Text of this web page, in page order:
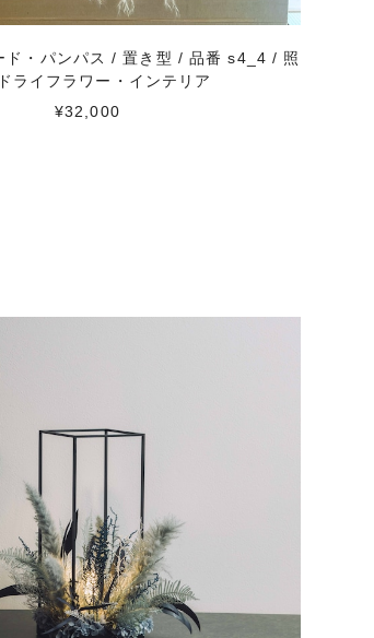
ド・パンパス / 置き型 / 品番 s4_4 / 照
ライフラワー・インテリア
¥32,000